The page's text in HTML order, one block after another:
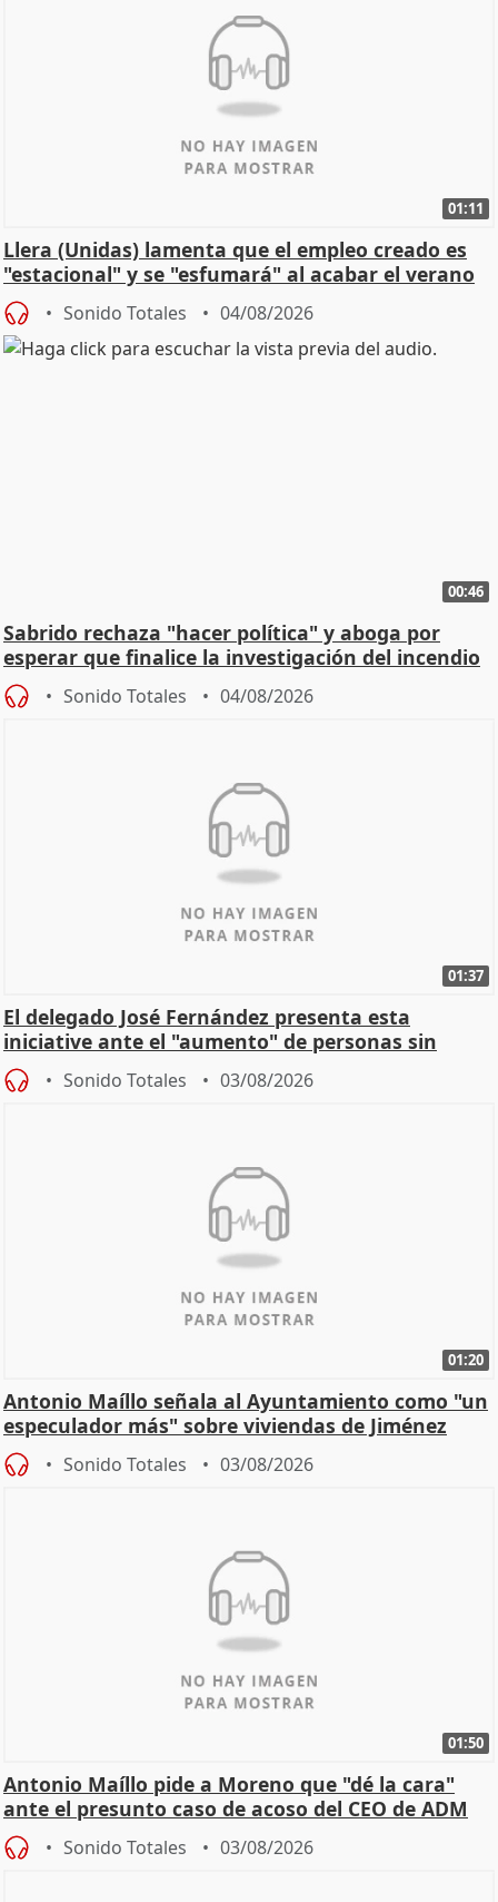
01:11
Llera (Unidas) lamenta que el empleo creado es
"estacional" y se "esfumará" al acabar el verano
Sonido Totales 04/08/2026
00:46
Sabrido rechaza "hacer política" y aboga por
esperar que finalice la investigación del incendio
Sonido Totales 04/08/2026
01:37
El delegado José Fernández presenta esta
iniciative ante el "aumento" de personas sin
hogar en Madri
Sonido Totales 03/08/2026
01:20
Antonio Maíllo señala al Ayuntamiento como "un
especulador más" sobre viviendas de Jiménez
Becerril
Sonido Totales 03/08/2026
01:50
Antonio Maíllo pide a Moreno que "dé la cara"
ante el presunto caso de acoso del CEO de ADM
Sonido Totales 03/08/2026